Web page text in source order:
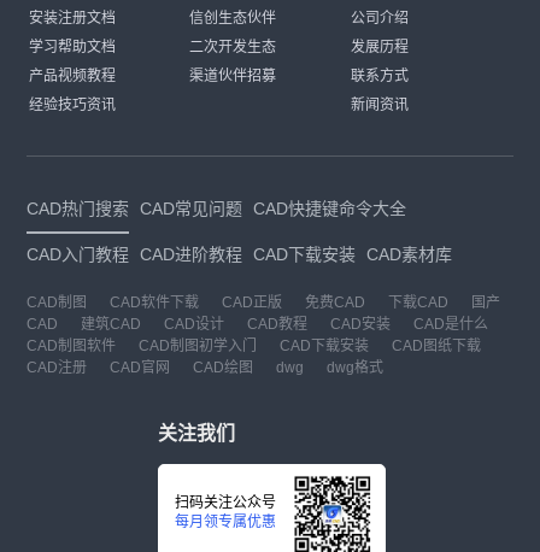
安装注册文档
学习帮助文档
产品视频教程
经验技巧资讯
信创生态伙伴
二次开发生态
渠道伙伴招募
公司介绍
发展历程
联系方式
新闻资讯
CAD热门搜索 CAD常见问题 CAD快捷键命令大全
CAD入门教程 CAD进阶教程 CAD下载安装 CAD素材库
CAD制图 CAD软件下载 CAD正版 免费CAD 下载CAD
国产
CAD
建筑CAD CAD设计 CAD教程 CAD安装
CAD是什么
CAD制图软件
CAD制图初学入门 CAD下载安装
CAD图纸下载
CAD注册
CAD官网 CAD绘图 dwg dwg格式
关注我们
扫码关注公众号
每月领专属优惠